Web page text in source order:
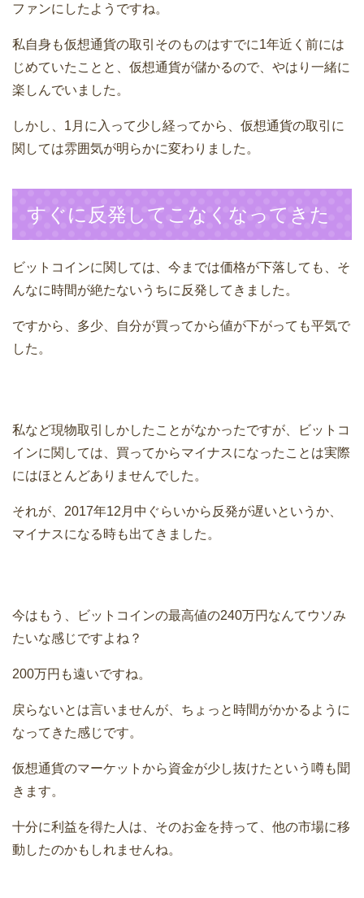
ファンにしたようですね。
私自身も仮想通貨の取引そのものはすでに1年近く前には
じめていたことと、仮想通貨が儲かるので、やはり一緒に
楽しんでいました。
しかし、1月に入って少し経ってから、仮想通貨の取引に
関しては雰囲気が明らかに変わりました。
すぐに反発してこなくなってきた
ビットコインに関しては、今までは価格が下落しても、そ
んなに時間が絶たないうちに反発してきました。
ですから、多少、自分が買ってから値が下がっても平気で
した。
私など現物取引しかしたことがなかったですが、ビットコ
インに関しては、買ってからマイナスになったことは実際
にはほとんどありませんでした。
それが、2017年12月中ぐらいから反発が遅いというか、
マイナスになる時も出てきました。
今はもう、ビットコインの最高値の240万円なんてウソみ
たいな感じですよね？
200万円も遠いですね。
戻らないとは言いませんが、ちょっと時間がかかるように
なってきた感じです。
仮想通貨のマーケットから資金が少し抜けたという噂も聞
きます。
十分に利益を得た人は、そのお金を持って、他の市場に移
動したのかもしれませんね。